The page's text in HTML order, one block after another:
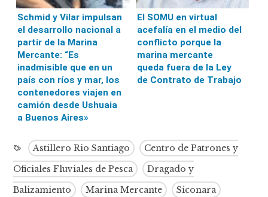
Schmid y Vilar impulsan
el desarrollo nacional a
partir de la Marina
Mercante: “Es
inadmisible que en un
país con ríos y mar, los
contenedores viajen en
camión desde Ushuaia
a Buenos Aires»
El SOMU en virtual
acefalía en el medio del
conflicto porque la
marina mercante
queda fuera de la Ley
de Contrato de Trabajo
Astillero Rio Santiago
Centro de Patrones y
Oficiales Fluviales de Pesca
Dragado y
Balizamiento
Marina Mercante
Siconara